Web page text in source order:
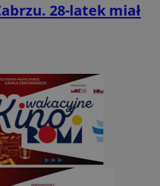
28-latek miał